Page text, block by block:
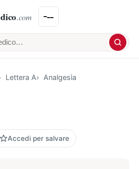
.com
Lettera A Analgesìa
Accedi per salvare